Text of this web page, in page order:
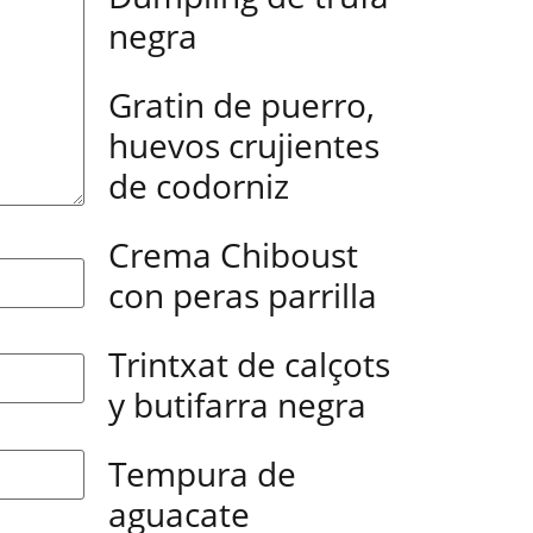
negra
Gratin de puerro,
huevos crujientes
de codorniz
Crema Chiboust
con peras parrilla
Trintxat de calçots
y butifarra negra
Tempura de
aguacate